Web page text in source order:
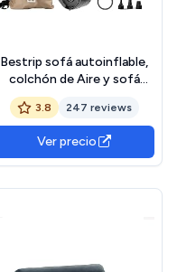
Bestrip sofá autoinflable,
colchón de Aire y sofá
Cama con Bomba de Aire
portátil (Black)
3.8 247 reviews
Ver precio